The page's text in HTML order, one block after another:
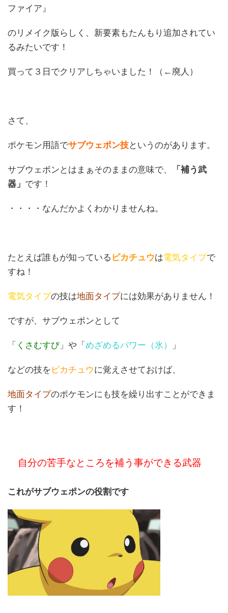
ファイア』
のリメイク版らしく、新要素もたんもり追加されてい
るみたいです！
買って３日でクリアしちゃいました！（←廃人）
さて、
ポケモン用語でサブウェポン技というのがあります。
サブウェポンとはまぁそのままの意味で、
「補う武
器」 です！
・・・・なんだかよくわかりませんね。
たとえば誰もが知っている ピカチュウは電気タイプで
すね！
電気タイプの技は地面タイプには効果がありません！
ですが、サブウェポンとして
「 くさむすび 」や「 めざめるパワー（氷） 」
などの技を ピカチュウに覚えさせておけば、
地面タイプのポケモンにも技を繰り出すことができま
す！
自分の苦手なところを補う事ができる武器
これがサブウェポンの役割です